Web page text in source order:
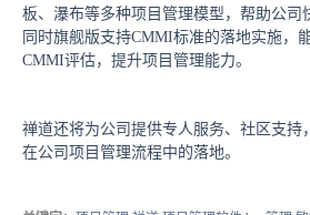
板、瀑布等多种项目管理模型，帮助公司
同时旗舰版支持CMMI标准的落地实施，
CMMI评估，提升项目管理能力。
禅道还将为公司提供专人服务、社区支持
在公司项目管理流程中的落地。